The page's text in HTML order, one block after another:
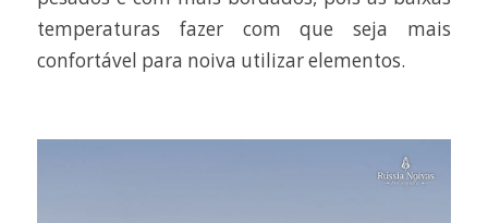
temperaturas fazer com que seja mais
confortável para noiva utilizar elementos.